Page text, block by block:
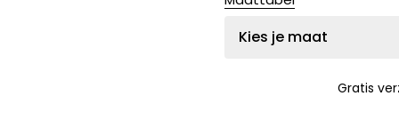
Kies je maat
Gratis